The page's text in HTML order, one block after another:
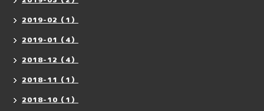
2019-02（1）
2019-01（4）
2018-12（4）
2018-11（1）
2018-10（1）